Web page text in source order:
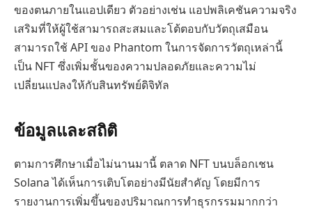
ของตนภายในแอปเดียว ตัวอย่างเช่น แอปพลิเคชันความจริง
เสริมที่ให้ผู้ใช้สามารถสะสมและโต้ตอบกับวัตถุเสมือน
สามารถใช้ API ของ Phantom ในการจัดการวัตถุเหล่านี้
เป็น NFT ซึ่งเพิ่มชั้นของความปลอดภัยและความไม่
เปลี่ยนแปลงให้กับสินทรัพย์ดิจิทัล
ข้อมูลและสถิติ
ตามการศึกษาเมื่อไม่นานมานี้ ตลาด NFT บนบล็อกเชน
Solana ได้เห็นการเติบโตอย่างมีนัยสำคัญ โดยมีการ
รายงานการเพิ่มขึ้นของปริมาณการทำธุรกรรมมากกว่า